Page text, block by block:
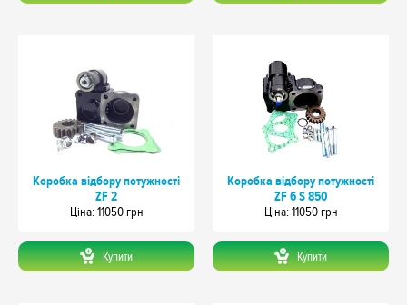
Коробка відбору потужності
ZF 2
Цiна: 11050 грн
Купити
Коробка відбору потужності
ZF 6 S 850
Цiна: 11050 грн
Купити